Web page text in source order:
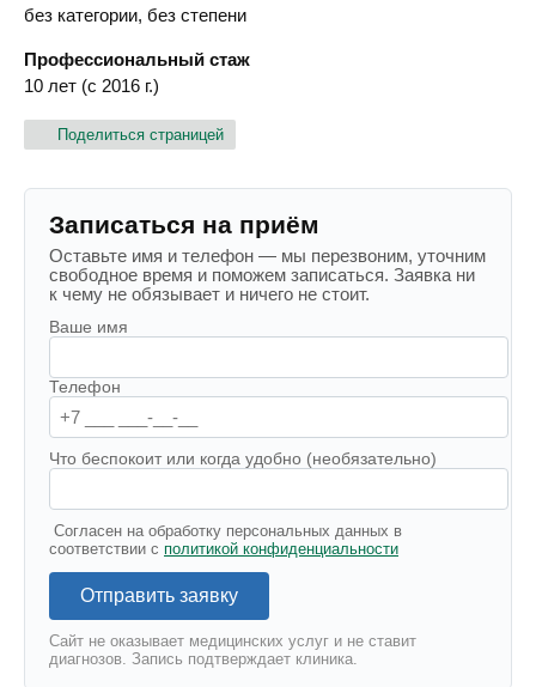
без категории, без степени
Профессиональный стаж
10 лет (с 2016 г.)
Поделиться страницей
Записаться на приём
Оставьте имя и телефон — мы перезвоним, уточним
свободное время и поможем записаться. Заявка ни
к чему не обязывает и ничего не стоит.
Ваше имя
Телефон
Что беспокоит или когда удобно (необязательно)
Согласен на обработку персональных данных в
соответствии с политикой конфиденциальности
Отправить заявку
Сайт не оказывает медицинских услуг и не ставит
диагнозов. Запись подтверждает клиника.